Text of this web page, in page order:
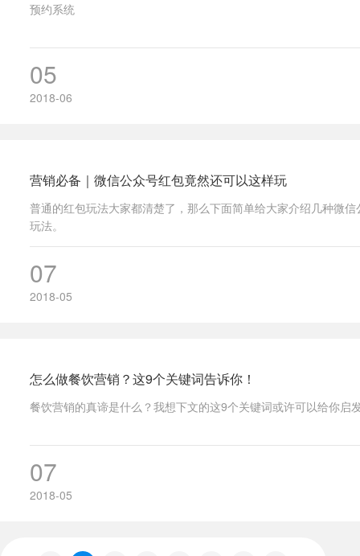
预约系统
05
2018-06
营销必备｜微信公众号红包竟然还可以这样玩
普通的红包玩法大家都清楚了，那么下面简单给大家介绍几种微
玩法。
07
2018-05
怎么做餐饮营销？这9个关键词告诉你！
餐饮营销的真谛是什么？我想下文的这9个关键词或许可以给你启
07
2018-05